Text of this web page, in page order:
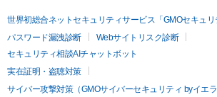
世界初総合ネットセキュリティサービス「GMOセキュリ
パスワード漏洩診断
Webサイトリスク診断
セキュリティ相談AIチャットボット
実在証明・盗聴対策
サイバー攻撃対策（GMOサイバーセキュリティ byイエラ